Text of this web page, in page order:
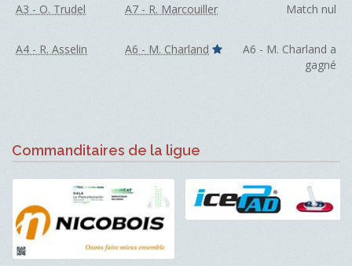
A3 - O. Trudel A7 - R. Marcouiller Match nul
A4 - R. Asselin A6 - M. Charland
A6 - M. Charland a
gagné
Commanditaires de la ligue